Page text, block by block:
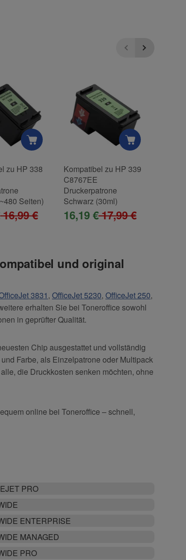
zu HP 338
Seiten)
16,99 €
Kompatibel zu HP 339
C8767EE
Druckerpatrone
Schwarz (30ml)
16,19 €17,99 €
und original
3831, OfficeJet 5230, OfficeJet 250,
erhalten Sie bei Toneroffice sowohl
in geprüfter Qualität.
Chip ausgestattet und vollständig
Farbe, als Einzelpatrone oder Multipack
die Druckkosten senken möchten, ohne
online bei Toneroffice – schnell,
PRO
ENTERPRISE
MANAGED
PRO